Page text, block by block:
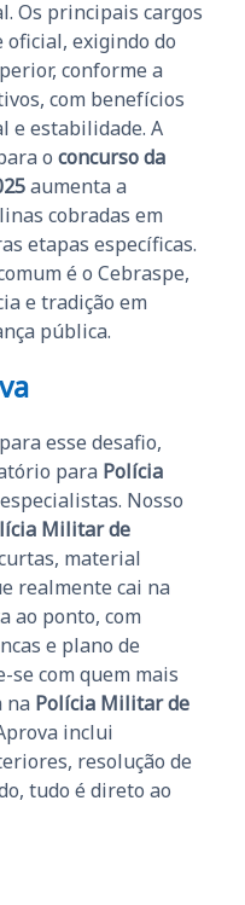
Os principais cargos
oficial, exigindo do
conforme a
com benefícios
e estabilidade. A
o concurso da
aumenta a
cobradas em
etapas específicas.
é o Cebraspe,
e tradição em
pública.
esse desafio,
para Polícia
Nosso
Militar de
material
realmente cai na
ao ponto, com
e plano de
se com quem mais
na Polícia Militar de
inclui
resolução de
tudo é direto ao